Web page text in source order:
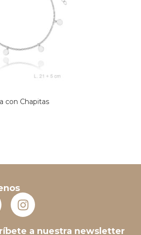
con Chapitas
a nuestra newsletter